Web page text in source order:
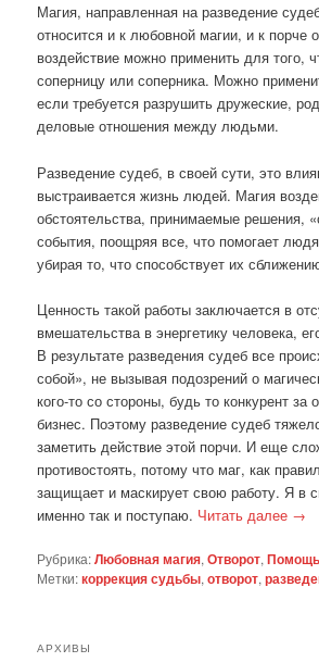
Магия, направленная на разведение
относится и к любовной магии, и к порче
воздействие можно применить для того,
соперницу или соперника. Можно
если требуется разрушить дружеские,
деловые отношения между людьми.
Разведение судеб, в своей сути, это
выстраивается жизнь людей. Магия
обстоятельства, принимаемые решения,
события, поощряя все, что помогает
убирая то, что способствует их
Ценность такой работы заключается в
вмешательства в энергетику человека,
В результате разведения судеб все
собой», не вызывая подозрений о
кого-то со стороны, будь то конкурент за
бизнес. Поэтому разведение судеб
заметить действие этой порчи. И еще
противостоять, потому что маг, как
защищает и маскирует свою работу. Я в
именно так и поступаю. Читать далее →
Рубрика:Любовная магия,Отворот,
Метки:коррекция судьбы,отворот,
АРХИВЫ